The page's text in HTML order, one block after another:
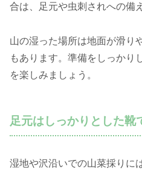
合は、足元や虫刺されへの備
山の湿った場所は地面が滑り
もあります。準備をしっかり
を楽しみましょう。
足元はしっかりとした靴
湿地や沢沿いでの山菜採りに